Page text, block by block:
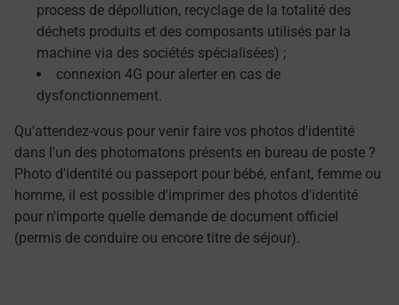
process de dépollution, recyclage de la totalité des
déchets produits et des composants utilisés par la
machine via des sociétés spécialisées) ;
connexion 4G pour alerter en cas de
dysfonctionnement.
Qu'attendez-vous pour venir faire vos photos d'identité
dans l'un des photomatons présents en bureau de poste ?
Photo d'identité ou passeport pour bébé, enfant, femme ou
homme, il est possible d'imprimer des photos d'identité
pour n'importe quelle demande de document officiel
(permis de conduire ou encore titre de séjour).